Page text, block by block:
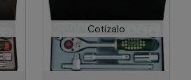
Cotízalo